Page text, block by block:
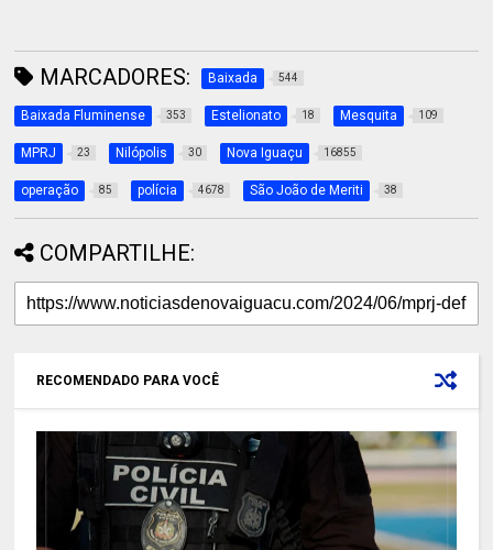
MARCADORES: Baixada 544
Baixada Fluminense 353 Estelionato 18 Mesquita 109
MPRJ 23 Nilópolis 30 Nova Iguaçu 16855
operação 85 polícia 4678 São João de Meriti 38
COMPARTILHE:
RECOMENDADO PARA VOCÊ